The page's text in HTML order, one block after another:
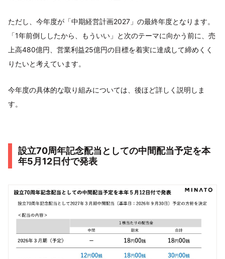
ただし、今年度が「中期経営計画2027」の最終年度となります。
「1年前倒ししたから、もういい」と次のテーマに向かう前に、売
上高480億円、営業利益25億円の目標を着実に達成して締めくく
りたいと考えています。
今年度の具体的な取り組みについては、後ほど詳しく説明しま
す。
設立70周年記念配当としての中間配当予定を本
年5月12日付で発表